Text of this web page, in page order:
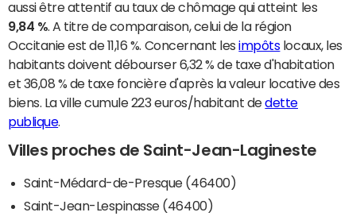
aussi être attentif au taux de chômage qui atteint les
9,84 % . A titre de comparaison, celui de la région
Occitanie est de 11,16 %. Concernant lesimpôtslocaux, les
habitants doivent débourser 6,32 % de taxe d'habitation
et 36,08 % de taxe foncière d'après la valeur locative des
biens. La ville cumule 223 euros/habitant dedette
publique.
Villes proches de Saint-Jean-Lagineste
Saint-Médard-de-Presque (46400)
Saint-Jean-Lespinasse (46400)